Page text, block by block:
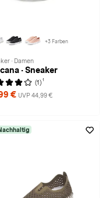
+3 Farben
· Damen
· Sneaker
(1) 1
€ UVP 44,99 €